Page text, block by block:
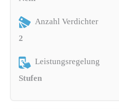
Anzahl Verdichter
2
Leistungsregelung
Stufen